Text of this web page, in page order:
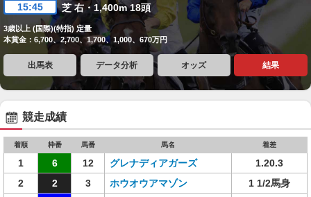
15:45 芝 右・1,400m 18頭
3歳以上 (国際)(特指) 定量
本賞金：6,700、2,700、1,700、1,000、670万円
出馬表 データ分析 オッズ 結果
競走成績
着順 枠番 馬番 馬名 着差
1 6 12 グレナディアガーズ
1.20.3
2
2 3 ホウオウアマゾン
1 1/2馬身